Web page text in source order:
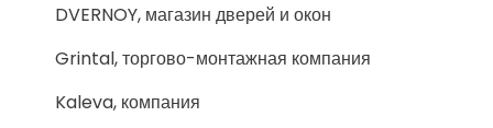
DVERNOY, магазин дверей и окон
Grintal, торгово-монтажная компания
Kaleva, компания